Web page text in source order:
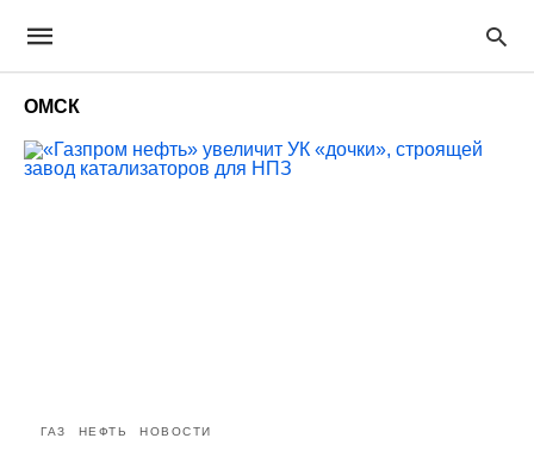
ОМСК
ГАЗ НЕФТЬ НОВОСТИ